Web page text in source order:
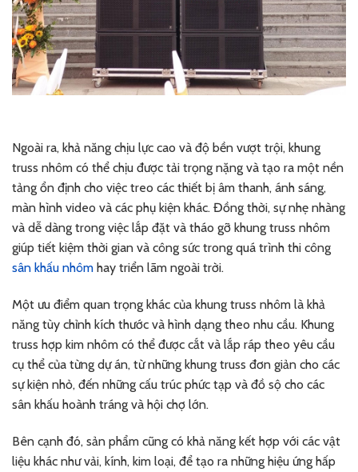
Ngoài ra, khả năng chịu lực cao và độ bền vượt trội, khung
truss nhôm có thể chịu được tải trọng nặng và tạo ra một nền
tảng ổn định cho việc treo các thiết bị âm thanh, ánh sáng,
màn hình video và các phụ kiện khác. Đồng thời, sự nhẹ nhàng
và dễ dàng trong việc lắp đặt và tháo gỡ khung truss nhôm
giúp tiết kiệm thời gian và công sức trong quá trình thi công
sân khấu nhôm hay triển lãm ngoài trời.
Một ưu điểm quan trọng khác của khung truss nhôm là khả
năng tùy chỉnh kích thước và hình dạng theo nhu cầu. Khung
truss hợp kim nhôm có thể được cắt và lắp ráp theo yêu cầu
cụ thể của từng dự án, từ những khung truss đơn giản cho các
sự kiện nhỏ, đến những cấu trúc phức tạp và đồ sộ cho các
sân khấu hoành tráng và hội chợ lớn.
Bên cạnh đó, sản phẩm cũng có khả năng kết hợp với các vật
liệu khác như vải, kính, kim loại, để tạo ra những hiệu ứng hấp